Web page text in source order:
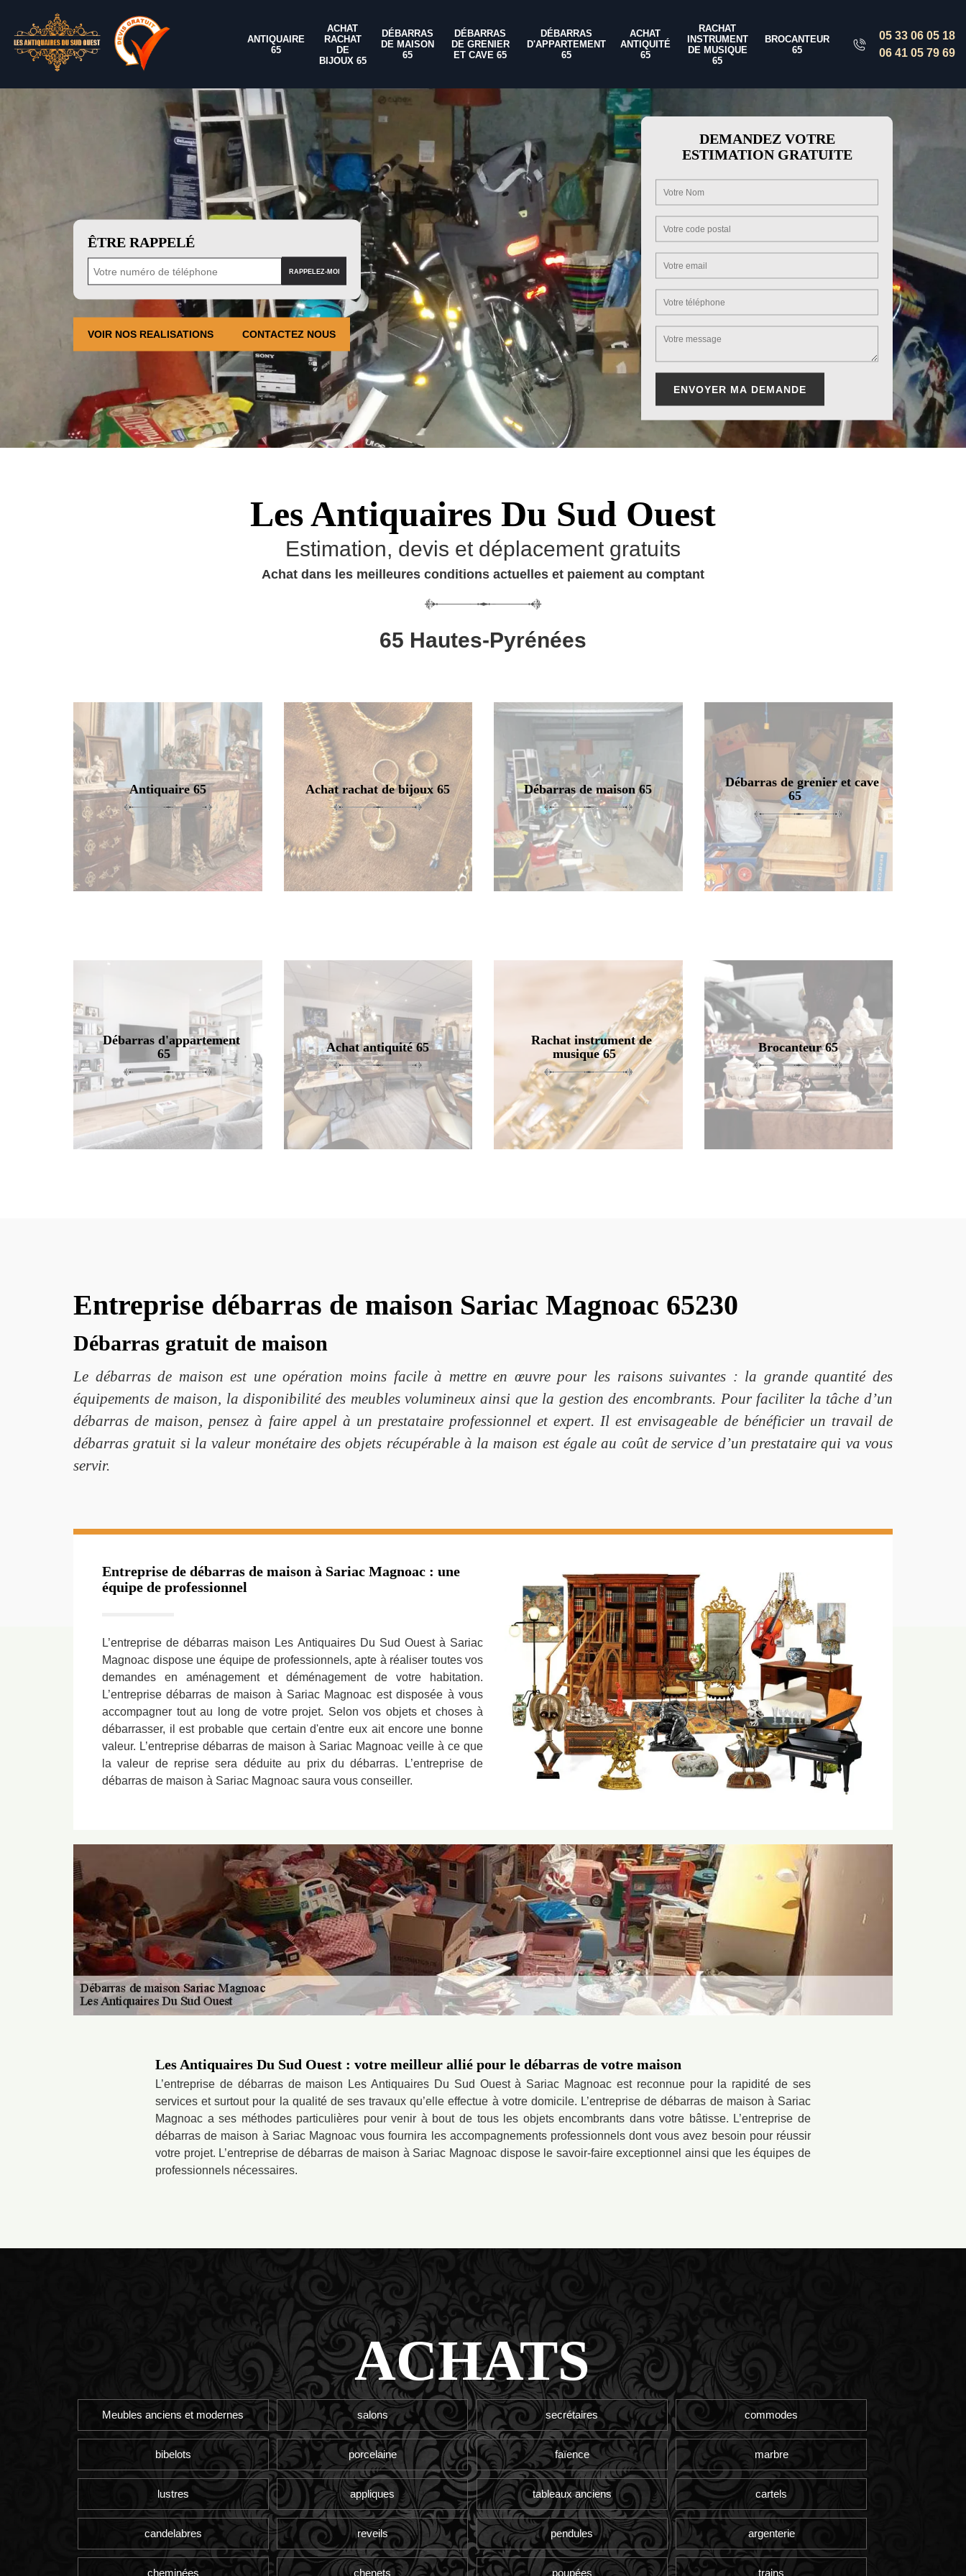
ANTIQUAIRE
65
ACHAT
RACHAT
DE
BIJOUX 65
DÉBARRAS
DE MAISON
65
DÉBARRAS
DE GRENIER
ET CAVE 65
DÉBARRAS
D'APPARTEMENT
65
ACHAT
ANTIQUITÉ
65
RACHAT
INSTRUMENT
DE MUSIQUE
65
BROCANTEUR
65
05 33 06 05 18
06 41 05 79 69
ÊTRE RAPPELÉ
VOIR NOS REALISATIONS CONTACTEZ NOUS
DEMANDEZ VOTRE
ESTIMATION GRATUITE
Les Antiquaires Du Sud Ouest
Estimation, devis et déplacement gratuits
Achat dans les meilleures conditions actuelles et paiement au comptant
65 Hautes-Pyrénées
Antiquaire 65 Achat rachat de bijoux 65 Débarras de maison 65
Débarras de grenier et cave
65
Débarras d'appartement
65
Achat antiquité 65
Rachat instrument de
musique 65
Brocanteur 65
Entreprise débarras de maison Sariac Magnoac 65230
Débarras gratuit de maison
Le débarras de maison est une opération moins facile à mettre en œuvre pour les raisons suivantes : la grande quantité des
équipements de maison, la disponibilité des meubles volumineux ainsi que la gestion des encombrants. Pour faciliter la tâche d’un
débarras de maison, pensez à faire appel à un prestataire professionnel et expert. Il est envisageable de bénéficier un travail de
débarras gratuit si la valeur monétaire des objets récupérable à la maison est égale au coût de service d’un prestataire qui va vous
servir.
Entreprise de débarras de maison à Sariac Magnoac : une
équipe de professionnel
L’entreprise de débarras maison Les Antiquaires Du Sud Ouest à Sariac
Magnoac dispose une équipe de professionnels, apte à réaliser toutes vos
demandes en aménagement et déménagement de votre habitation.
L’entreprise débarras de maison à Sariac Magnoac est disposée à vous
accompagner tout au long de votre projet. Selon vos objets et choses à
débarrasser, il est probable que certain d'entre eux ait encore une bonne
valeur. L’entreprise débarras de maison à Sariac Magnoac veille à ce que
la valeur de reprise sera déduite au prix du débarras. L’entreprise de
débarras de maison à Sariac Magnoac saura vous conseiller.
Les Antiquaires Du Sud Ouest : votre meilleur allié pour le débarras de votre maison
L’entreprise de débarras de maison Les Antiquaires Du Sud Ouest à Sariac Magnoac est reconnue pour la rapidité de ses
services et surtout pour la qualité de ses travaux qu’elle effectue à votre domicile. L’entreprise de débarras de maison à Sariac
Magnoac a ses méthodes particulières pour venir à bout de tous les objets encombrants dans votre bâtisse. L’entreprise de
débarras de maison à Sariac Magnoac vous fournira les accompagnements professionnels dont vous avez besoin pour réussir
votre projet. L’entreprise de débarras de maison à Sariac Magnoac dispose le savoir-faire exceptionnel ainsi que les équipes de
professionnels nécessaires.
ACHATS
Meubles anciens et modernes salons secrétaires commodes
bibelots porcelaine faïence marbre
lustres appliques tableaux anciens cartels
candelabres reveils pendules argenterie
cheminées chenets poupées trains